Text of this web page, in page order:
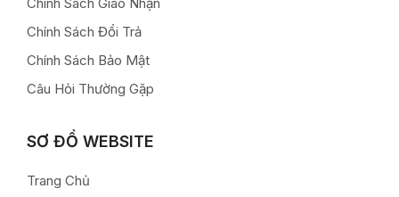
Chính Sách Đổi Trả
Chính Sách Bảo Mật
Câu Hỏi Thường Gặp
SƠ ĐỒ WEBSITE
Trang Chủ